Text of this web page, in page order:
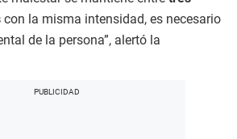
con la misma intensidad, es necesario
de la persona”, alertó la